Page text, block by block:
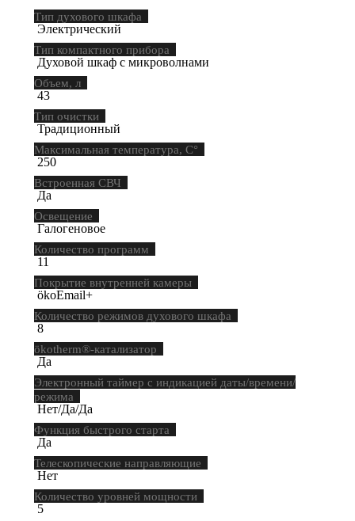
Тип духового шкафа
Электрический
Тип компактного прибора
Духовой шкаф с микроволнами
Объем, л
43
Тип очистки
Традиционный
Максимальная температура, С°
250
Встроенная СВЧ
Да
Освещение
Галогеновое
Количество программ
11
Покрытие внутренней камеры
ökoEmail+
Количество режимов духового шкафа
8
ökotherm®-катализатор
Да
Электронный таймер с индикацией даты/времени/
режима
Нет/Да/Да
Функция быстрого старта
Да
Телескопические направляющие
Нет
Количество уровней мощности
5